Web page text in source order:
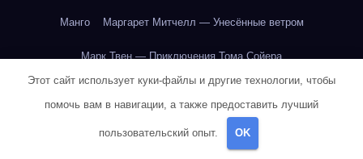
Манго Маргарет Митчелл — Унесённые ветром
Марк Твен — Приключения Тома Сойера
Марк Твен — Приключения Тома Сойера
Этот сайт использует куки-файлы и другие технологии, чтобы
помочь вам в навигации, а также предоставить лучший
пользовательский опыт. OK